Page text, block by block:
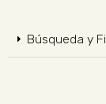
Búsqueda y